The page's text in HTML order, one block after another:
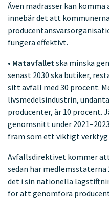
Även madrasser kan
innebär det att
fungera effektivt.
• Matavfalletska minska
senast 2030 ska butiker,
sitt avfall med 30 procent.
livsmedelsindustrin,
producenter, är 10
genomsnitt under
fram som ett viktigt
Avfallsdirektivet kommer
sedan har
det i sin nationella
för att genomföra